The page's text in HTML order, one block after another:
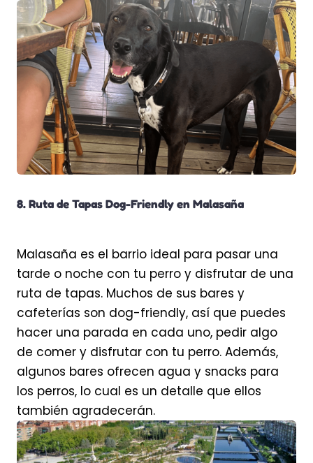
8. Ruta de Tapas Dog-Friendly en Malasaña
Malasaña es el barrio ideal para pasar una
tarde o noche con tu perro y disfrutar de una
ruta de tapas. Muchos de sus bares y
cafeterías son dog-friendly, así que puedes
hacer una parada en cada uno, pedir algo
de comer y disfrutar con tu perro. Además,
algunos bares ofrecen agua y snacks para
los perros, lo cual es un detalle que ellos
también agradecerán.